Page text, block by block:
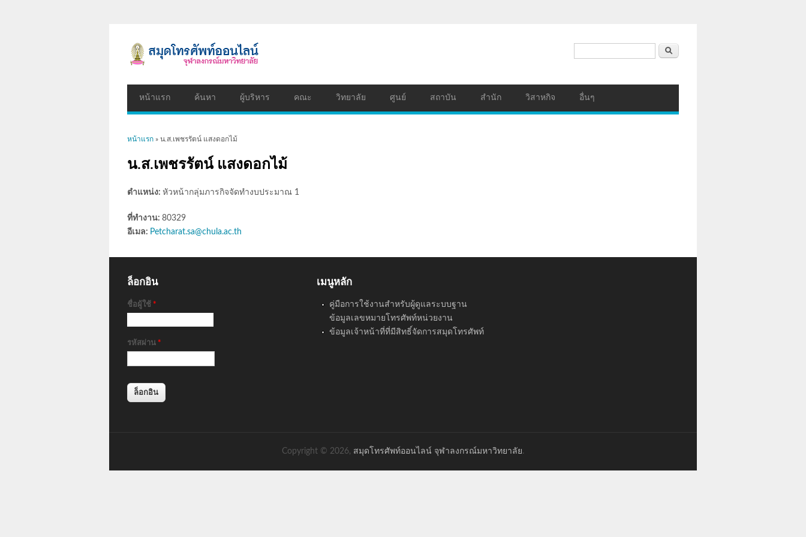
ค้นหา
หน้าแรก ค้นหา ผู้บริหาร คณะ วิทยาลัย ศูนย์ สถาบัน สำนัก วิสาหกิจ อื่นๆ
คุณอยู่ที่นี่
หน้าแรก » น.ส.เพชรรัตน์ แสงดอกไม้
น.ส.เพชรรัตน์ แสงดอกไม้
ตำแหน่ง: หัวหน้ากลุ่มภารกิจจัดทำงบประมาณ 1
ที่ทำงาน: 80329
อีเมล: Petcharat.sa@chula.ac.th
ล็อกอิน
ชื่อผู้ใช้ *
รหัสผ่าน *
เมนูหลัก
คู่มือการใช้งานสำหรับผู้ดูแลระบบฐาน
ข้อมูลเลขหมายโทรศัพท์หน่วยงาน
ข้อมูลเจ้าหน้าที่ที่มีสิทธิ์จัดการสมุดโทรศัพท์
Copyright © 2026, สมุดโทรศัพท์ออนไลน์ จุฬาลงกรณ์มหาวิทยาลัย.